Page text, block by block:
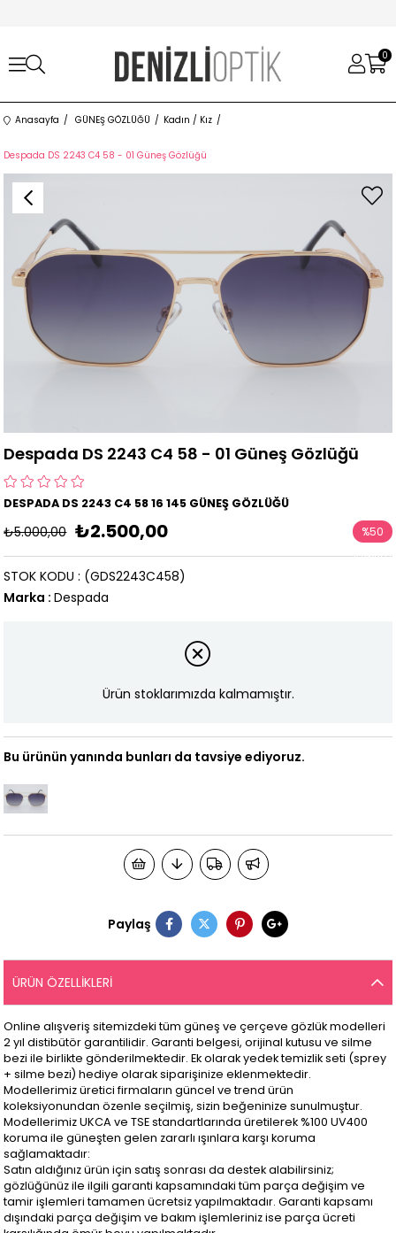
0
Anasayfa GÜNEŞ GÖZLÜĞÜ Kadın / Kız
Despada DS 2243 C4 58 - 01 Güneş Gözlüğü
Despada DS 2243 C4 58 - 01 Güneş Gözlüğü
DESPADA DS 2243 C4 58 16 145 GÜNEŞ GÖZLÜĞÜ
₺5.000,00 ₺2.500,00 %50
İndirim
(GDS2243C458)
STOK KODU
Marka : Despada
Ürün stoklarımızda kalmamıştır.
Bu ürünün yanında bunları da tavsiye ediyoruz.
Paylaş
ÜRÜN ÖZELLIKLERI
Online alışveriş sitemizdeki tüm güneş ve çerçeve gözlük modelleri
2 yıl distibütör garantilidir. Garanti belgesi, orijinal kutusu ve silme
bezi ile birlikte gönderilmektedir. Ek olarak yedek temizlik seti (sprey
+ silme bezi) hediye olarak siparişinize eklenmektedir.
Modellerimiz üretici firmaların güncel ve trend ürün
koleksiyonundan özenle seçilmiş, sizin beğeninize sunulmuştur.
Modellerimiz UKCA ve TSE standartlarında üretilerek %100 UV400
koruma ile güneşten gelen zararlı ışınlara karşı koruma
sağlamaktadır:
Satın aldığınız ürün için satış sonrası da destek alabilirsiniz;
gözlüğünüz ile ilgili garanti kapsamındaki tüm parça değişim ve
tamir işlemleri tamamen ücretsiz yapılmaktadır. Garanti kapsamı
dışındaki parça değişim ve bakım işlemleriniz ise parça ücreti